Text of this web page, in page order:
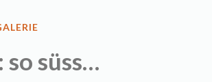
süss…